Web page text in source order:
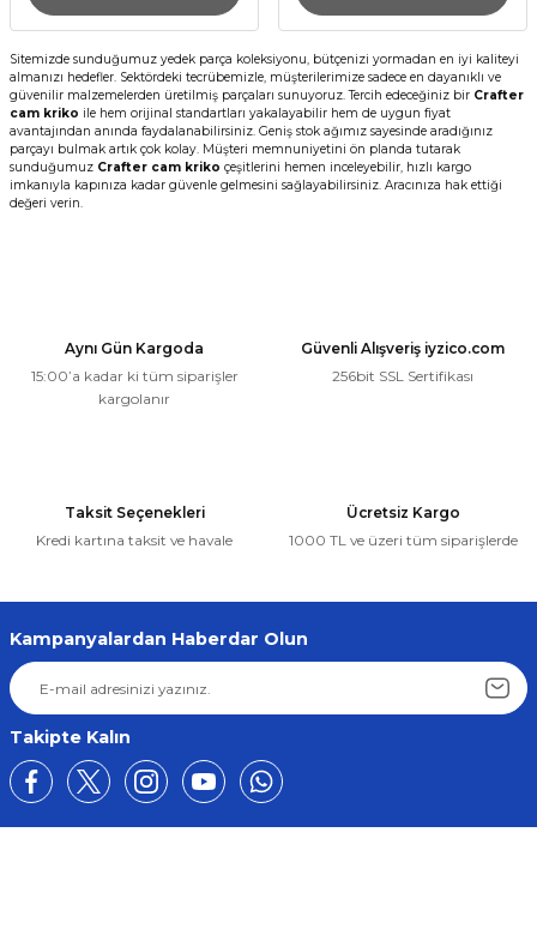
Sitemizde sunduğumuz yedek parça koleksiyonu, bütçenizi yormadan en iyi kaliteyi
almanızı hedefler. Sektördeki tecrübemizle, müşterilerimize sadece en dayanıklı ve
güvenilir malzemelerden üretilmiş parçaları sunuyoruz. Tercih edeceğiniz bir Crafter
cam kriko ile hem orijinal standartları yakalayabilir hem de uygun fiyat
avantajından anında faydalanabilirsiniz. Geniş stok ağımız sayesinde aradığınız
parçayı bulmak artık çok kolay. Müşteri memnuniyetini ön planda tutarak
sunduğumuz Crafter cam kriko çeşitlerini hemen inceleyebilir, hızlı kargo
imkanıyla kapınıza kadar güvenle gelmesini sağlayabilirsiniz. Aracınıza hak ettiği
değeri verin.
Aynı Gün Kargoda
15:00’a kadar ki tüm siparişler
kargolanır
Güvenli Alışveriş iyzico.com
256bit SSL Sertifikası
Taksit Seçenekleri
Kredi kartına taksit ve havale
Ücretsiz Kargo
1000 TL ve üzeri tüm siparişlerde
Kampanyalardan Haberdar Olun
Takipte Kalın